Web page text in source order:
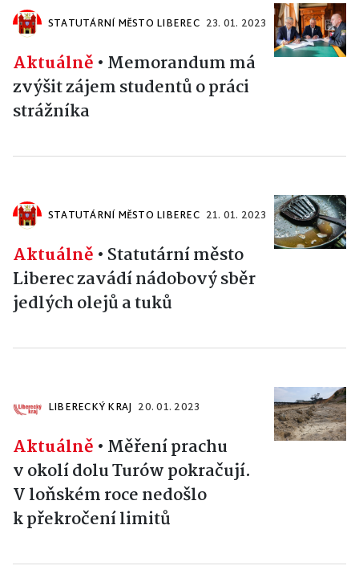
STATUTÁRNÍ MĚSTO LIBEREC 23. 01. 2023
Aktuálně • Memorandum má
zvýšit zájem studentů o práci
strážníka
STATUTÁRNÍ MĚSTO LIBEREC 21. 01. 2023
Aktuálně • Statutární město
Liberec zavádí nádobový sběr
jedlých olejů a tuků
LIBERECKÝ KRAJ 20. 01. 2023
Aktuálně • Měření prachu
v okolí dolu Turów pokračují.
V loňském roce nedošlo
k překročení limitů